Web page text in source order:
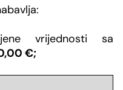
vrijednosti sa
€;